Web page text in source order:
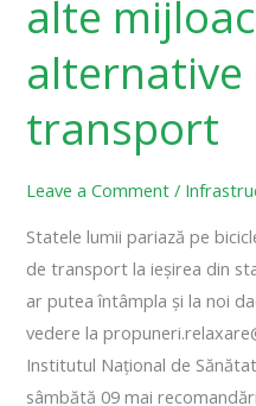
alte
alternative
transport
Leave a Comment /
Statele lumii pariază pe
de transport la ieșirea din
ar putea întâmpla și la noi
vedere la
Institutul Național de
sâmbătă 09 mai